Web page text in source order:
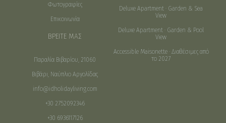
Φωτογραφίες
Επικοινωνία
Deluxe Apartment · Garden & Sea
View
Deluxe Apartment · Garden & Pool
View
Accessible Maisonette · Διαθέσιμες από
το 2027
ΒΡΕΙΤΕ ΜΑΣ
Παραλία Βιβαρίου, 21060
Βιβάρι, Ναύπλιο Αργολίδας
info@idholidayliving.com
+30 2752092346
+30 6936117126